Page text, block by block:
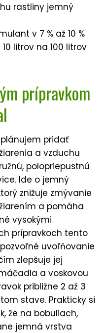
rastliny jemný
v 7 % až 10 %
litrov na 100 litrov
prípravkom
pridať
a vzduchu
polopriepustnú
Ide o jemný
znižuje zmývanie
a pomáha
vysokými
prípravkoch tento
uvoľňovanie
zlepšuje jej
a voskovou
približne 2 až 3
stave. Prakticky si
že na bobuliach,
jemná vrstva